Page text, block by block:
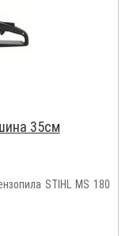
35см
STIHL MS 180